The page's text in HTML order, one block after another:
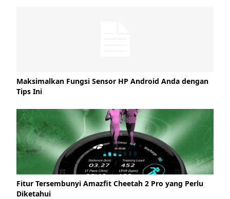
Maksimalkan Fungsi Sensor HP Android Anda dengan
Tips Ini
Fitur Tersembunyi Amazfit Cheetah 2 Pro yang Perlu
Diketahui